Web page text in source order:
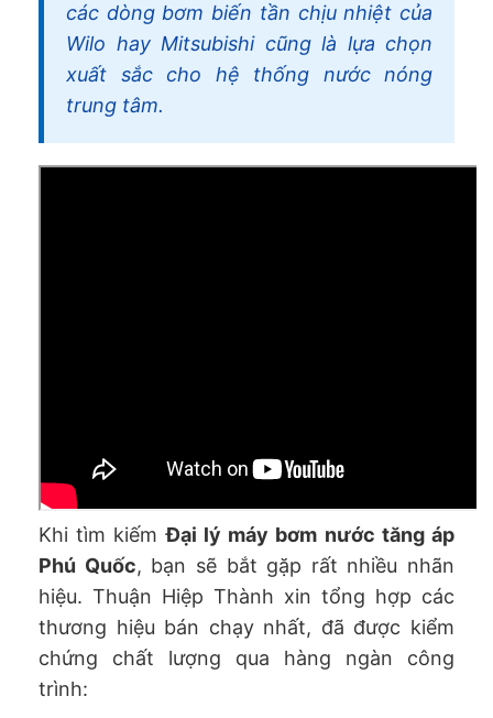
các dòng bơm biến tần chịu nhiệt của
Wilo hay Mitsubishi cũng là lựa chọn
xuất sắc cho hệ thống nước nóng
trung tâm.
Khi tìm kiếmĐại lý máy bơm nước tăng áp
Phú Quốc, bạn sẽ bắt gặp rất nhiều nhãn
hiệu. Thuận Hiệp Thành xin tổng hợp các
thương hiệu bán chạy nhất, đã được kiểm
chứng chất lượng qua hàng ngàn công
trình: